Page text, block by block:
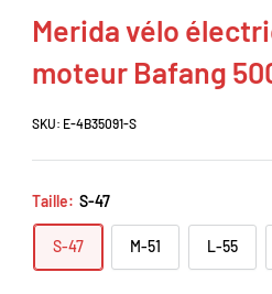
Merida vélo
moteur Bafang
SKU: E-4B35091-S
Taille: S-47
S-47 M-51 L-55